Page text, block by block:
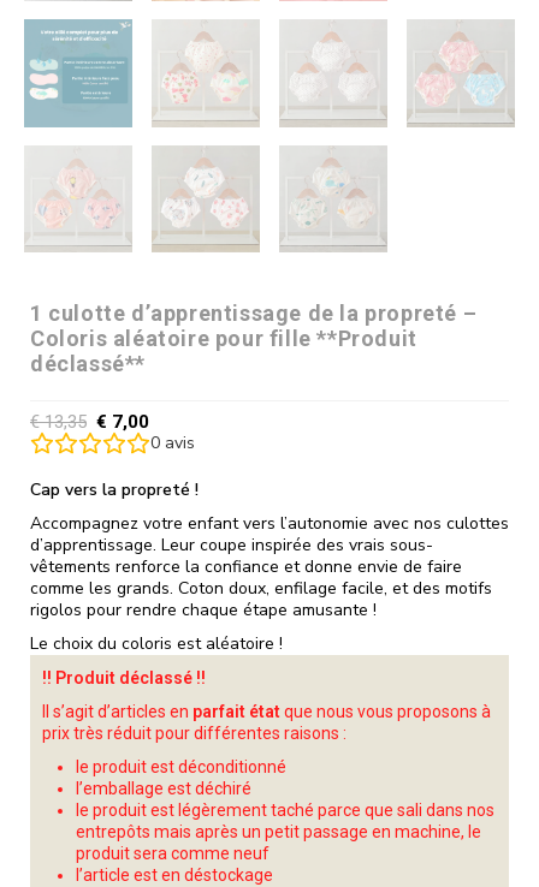
1 culotte d’apprentissage de la propreté –
Coloris aléatoire pour fille **Produit
déclassé**
€13,35 € 7,00
0 avis
Cap vers la propreté !
Accompagnez votre enfant vers l’autonomie avec nos culottes
d’apprentissage. Leur coupe inspirée des vrais sous-
vêtements renforce la confiance et donne envie de faire
comme les grands. Coton doux, enfilage facile, et des motifs
rigolos pour rendre chaque étape amusante !
Le choix du coloris est aléatoire !
!! Produit déclassé !!
Il s’agit d’articles en parfait étatque nous vous proposons à
prix très réduit pour différentes raisons :
le produit est déconditionné
l’emballage est déchiré
le produit est légèrement taché parce que sali dans nos
entrepôts mais après un petit passage en machine, le
produit sera comme neuf
l’article est en déstockage